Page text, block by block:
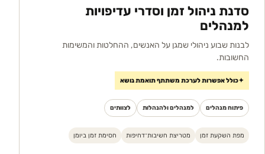
סדנת ניהול זמן וסדרי עדיפויות
למנהלים
לבנות שבוע ניהולי שמגן על האנשים, ההחלטות והמשימות
החשובות.
✦כולל אפשרות לערכת משתתף תואמת נושא
פיתוח מנהלים למנהלים ולהנהלות לצוותים
מפת השקעת זמן מטריצת חשיבות־דחיפות חסימת זמן ביומן